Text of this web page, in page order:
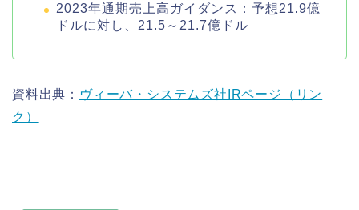
2023年通期売上高ガイダンス：予想21.9億
ドルに対し、21.5～21.7億ドル
資料出典： ヴィーバ・システムズ社IRページ（リン
ク）